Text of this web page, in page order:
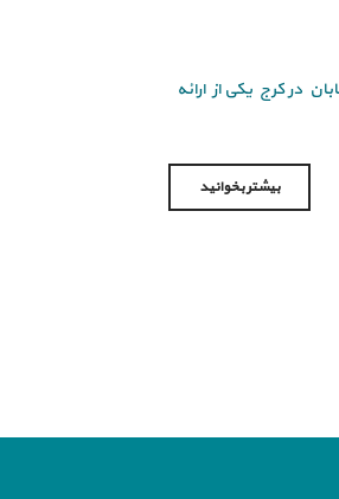
در کرج یکی از ارائه
بیشتر بخوانید